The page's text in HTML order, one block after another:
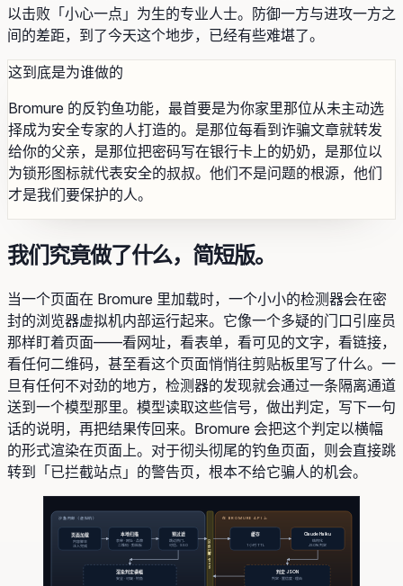
以击败「小心一点」为生的专业人士。防御一方与进攻一方之
间的差距，到了今天这个地步，已经有些难堪了。
这到底是为谁做的
Bromure 的反钓鱼功能，最首要是为你家里那位从未主动选
择成为安全专家的人打造的。是那位每看到诈骗文章就转发
给你的父亲，是那位把密码写在银行卡上的奶奶，是那位以
为锁形图标就代表安全的叔叔。他们不是问题的根源，他们
才是我们要保护的人。
我们究竟做了什么，简短版。
当一个页面在 Bromure 里加载时，一个小小的检测器会在密
封的浏览器虚拟机内部运行起来。它像一个多疑的门口引座员
那样盯着页面——看网址，看表单，看可见的文字，看链接，
看任何二维码，甚至看这个页面悄悄往剪贴板里写了什么。一
旦有任何不对劲的地方，检测器的发现就会通过一条隔离通道
送到一个模型那里。模型读取这些信号，做出判定，写下一句
话的说明，再把结果传回来。Bromure 会把这个判定以横幅
的形式渲染在页面上。对于彻头彻尾的钓鱼页面，则会直接跳
转到「已拦截站点」的警告页，根本不给它骗人的机会。
沙盒内部（虚拟机）
页面加载
内容脚本
注入完成
本地扫描
表单 · 网址 · 品牌
二维码 · 剪贴板
预过滤
跳过热门、
可信、SSO
渲染判定横幅
安全 · 可疑 · 钓鱼
vsock · 端口 5950
在 BROMURE API 上
缓存
1 小时 TTL
Claude Haiku
结构化
JSON 判定
判定 JSON
判定 · 置信度 · 理由